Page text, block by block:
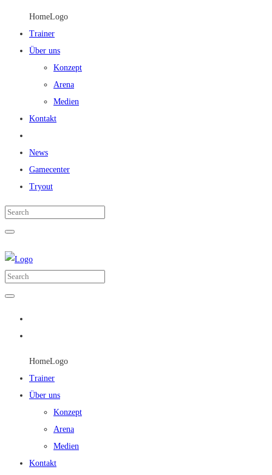
HomeLogo
Trainer
Über uns
Konzept
Arena
Medien
Kontakt
News
Gamecenter
Tryout
HomeLogo
Trainer
Über uns
Konzept
Arena
Medien
Kontakt